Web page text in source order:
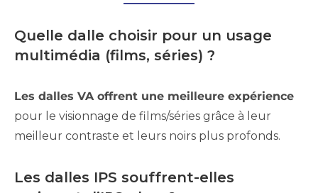
Quelle dalle choisir pour un usage
multimédia (films, séries) ?
Les dalles VA offrent une meilleure expérience
pour le visionnage de films/séries grâce à leur
meilleur contraste et leurs noirs plus profonds.
Les dalles IPS souffrent-elles